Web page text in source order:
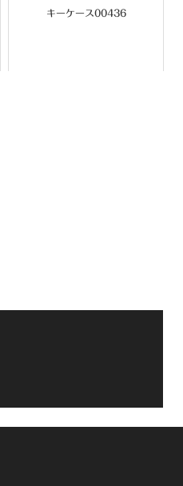
キーケース00436